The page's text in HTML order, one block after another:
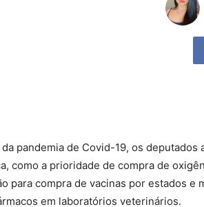
pandemia de Covid-19, os deputados
como a prioridade de compra de
para compra de vacinas por estados e
em laboratórios veterinários.